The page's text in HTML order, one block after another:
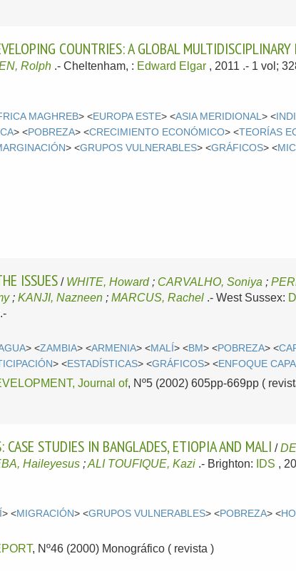
COUNTRIES: A GLOBAL MULTIDISCIPLINARY
Rolph .-Cheltenham, : Edward Elgar , 2011 .- 1 vol;
MAGHREB> <EUROPA ESTE> <ASIA MERIDIONAL> <
> <POBREZA> <CRECIMIENTO ECONÓMICO> <TEORÍAS
> <GRUPOS VULNERABLES> <GRÁFICOS> <
ISSUES / WHITE, Howard; CARVALHO, Soniya ;
;KANJI, Nazneen ;MARCUS, Rachel .-West Sussex:
> <ZAMBIA> <ARMENIA> <MALÍ> <BM> <POBREZA> <
> <ESTADÍSTICAS> <GRÁFICOS> <ENFOQUE
Journal of, Nº5 (2002) 605pp-669pp (
STUDIES IN BANGLADES, ETIOPIA AND MALI /
Haileyesus ;ALI TOUFIQUE, Kazi .- Brighton: IDS ,
> <MIGRACIÓN> <GRUPOS VULNERABLES> <POBREZA> <
, Nº46 (2000) Monográfico ( revista )